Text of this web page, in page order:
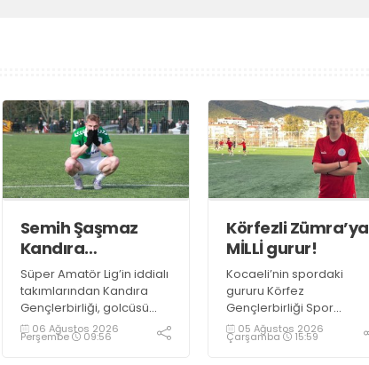
Semih Şaşmaz
Kandıra
Gençlerbirliği’nde
devam dedi!
Süper Amatör Lig’in iddialı
takımlarından Kandıra
Gençlerbirliği, golcüsü
Semih Şaşmaz ile devam
ediyor.
06 Ağustos 2026
Perşembe 09:56
Körfezli Zümra’ya
MİLLİ gurur!
Kocaeli’nin spordaki
gururu Körfez
Gençlerbirliği Spor
Kulübü, altyapısından
yetiştirdiği sporcularla
05 Ağustos 2026
Çarşamba 15:59